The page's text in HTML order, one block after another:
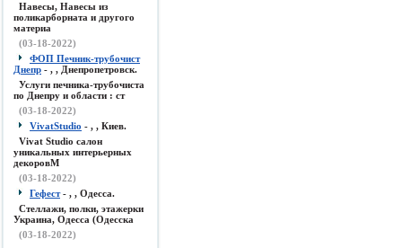
Навесы, Навесы из
поликарборната и другого
материа
(03-18-2022)
ФОП Печник-трубочист
Днепр - , , Днепропетровск.
Услуги печника-трубочиста
по Днепру и области : ст
(03-18-2022)
VivatStudio - , , Киев.
Vivat Studio салон
уникальных интерьерных
декоровМ
(03-18-2022)
Гефест- , , Одесса.
Стеллажи, полки, этажерки
Украина, Одесса (Одесска
(03-18-2022)